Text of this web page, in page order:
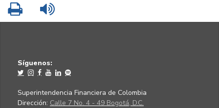
Imprimir
Síguenos:
Superintendencia Financiera de Colombia
Dirección: Calle 7 No. 4 - 49 Bogotá, D.C.